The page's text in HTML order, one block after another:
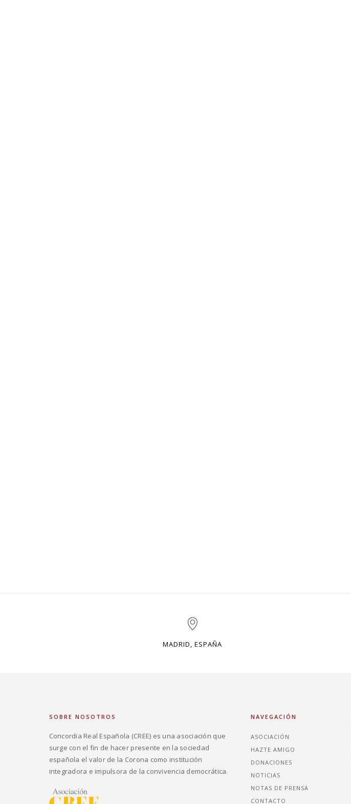
MADRID, ESPAÑA
SOBRE NOSOTROS
Concordia Real Española (CREE) es una asociación que
surge con el fin de hacer presente en la sociedad
española el valor de la Corona como institución
integradora e impulsora de la convivencia democrática.
NAVEGACIÓN
ASOCIACIÓN
HAZTE AMIGO
DONACIONES
NOTICIAS
NOTAS DE PRENSA
CONTACTO